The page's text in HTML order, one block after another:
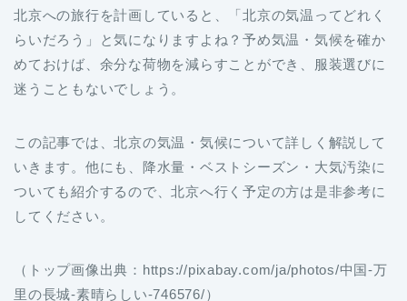
北京への旅行を計画していると、「北京の気温ってどれく
らいだろう」と気になりますよね？予め気温・気候を確か
めておけば、余分な荷物を減らすことができ、服装選びに
迷うこともないでしょう。
この記事では、北京の気温・気候について詳しく解説して
いきます。他にも、降水量・ベストシーズン・大気汚染に
ついても紹介するので、北京へ行く予定の方は是非参考に
してください。
（トップ画像出典：https://pixabay.com/ja/photos/中国-万
里の長城-素晴らしい-746576/）